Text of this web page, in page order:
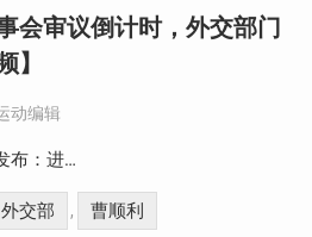
会审议倒计时，外交部门
】
动编辑
布：进…
外交部 , 曹顺利